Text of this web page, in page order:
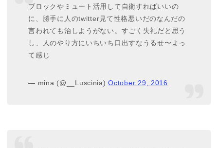
ブロックやミュート活用して自衛すればいいの
に、勝手に人のtwitter見て性格悪いだのなんだの
言われても治しようがない。すごく失礼だと思う
し、人のやり方にいちいち口出すなうるせ〜よっ
て感じ
— mina (@__Luscinia)October 29, 2016